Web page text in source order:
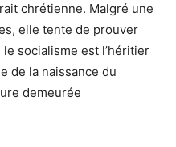
chrétienne. Malgré une
elle tente de prouver
socialisme est l’héritier
de la naissance du
demeurée